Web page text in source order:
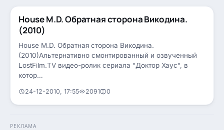
РАЗВЛЕЧЕНИЯ »ПОЗИТИВ
House M.D. Обратная сторона Викодина.
(2010)
House M.D. Обратная сторона Викодина.
(2010)Альтернативно смонтированный и озвученный
LostFilm.TV видео-ролик сериала "Доктор Хаус", в
котор…
24-12-2010, 17:55 2091 0
РЕКЛАМА